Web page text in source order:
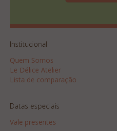
Institucional
Quem Somos
Le Délice Atelier
Lista de comparação
Datas especiais
Vale presentes